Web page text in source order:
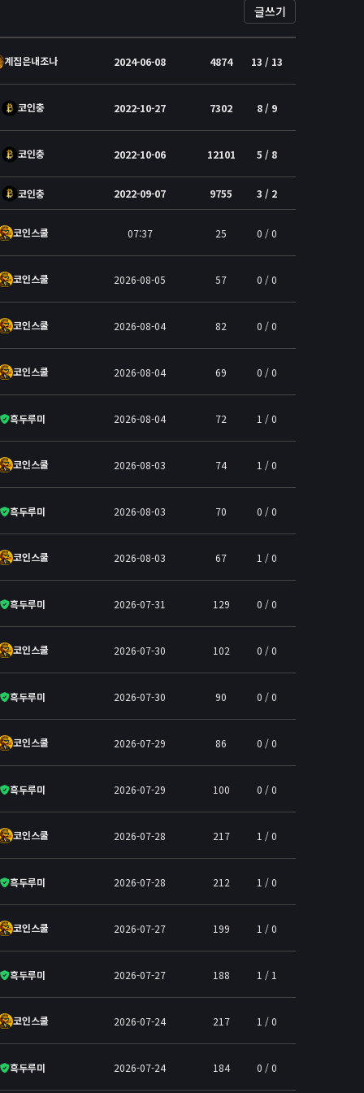
글쓰기
계집은내조나 2024-06-08 4874 13 / 13
코인충 2022-10-27 7302 8 / 9
코인충 2022-10-06 12101 5 / 8
코인충 2022-09-07 9755 3 / 2
코인스쿨 07:37 25 0 / 0
코인스쿨 2026-08-05 57 0 / 0
코인스쿨 2026-08-04 82 0 / 0
코인스쿨 2026-08-04 69 0 / 0
흑두루미 2026-08-04 72 1 / 0
코인스쿨 2026-08-03 74 1 / 0
흑두루미 2026-08-03 70 0 / 0
코인스쿨 2026-08-03 67 1 / 0
흑두루미 2026-07-31 129 0 / 0
코인스쿨 2026-07-30 102 0 / 0
흑두루미 2026-07-30 90 0 / 0
코인스쿨 2026-07-29 86 0 / 0
흑두루미 2026-07-29 100 0 / 0
코인스쿨 2026-07-28 217 1 / 0
흑두루미 2026-07-28 212 1 / 0
코인스쿨 2026-07-27 199 1 / 0
흑두루미 2026-07-27 188 1 / 1
코인스쿨 2026-07-24 217 1 / 0
흑두루미 2026-07-24 184 0 / 0